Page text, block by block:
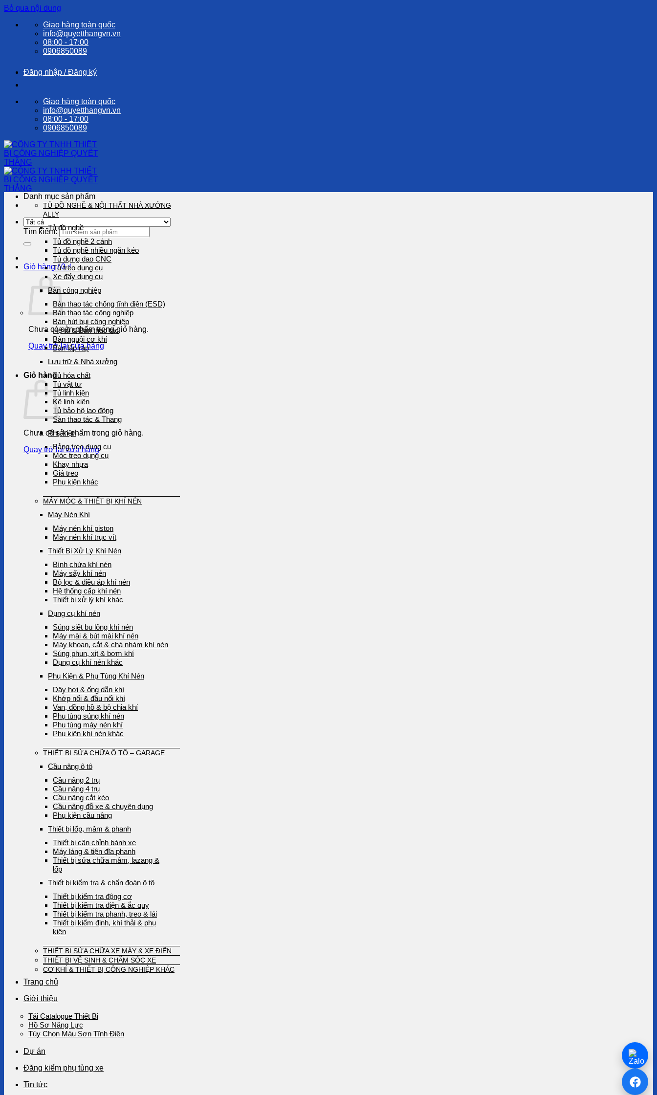
Bỏ qua nội dung
Giao hàng toàn quốc
info@quyetthangvn.vn
08:00 - 17:00
0906850089
Đăng nhập / Đăng ký
Giao hàng toàn quốc
info@quyetthangvn.vn
08:00 - 17:00
0906850089
Tìm kiếm:
Giỏ hàng /0₫
Chưa có sản phẩm trong giỏ hàng.
Quay trở lại cửa hàng
Giỏ hàng
Chưa có sản phẩm trong giỏ hàng.
Quay trở lại cửa hàng
Danh mục sản phẩm
TỦ ĐỒ NGHỀ & NỘI THẤT NHÀ XƯỞNG
ALLY
Tủ đồ nghề
Tủ đồ nghề 2 cánh
Tủ đồ nghề nhiều ngăn kéo
Tủ đựng dao CNC
Tủ treo dụng cụ
Xe đẩy dụng cụ
Bàn công nghiệp
Bàn thao tác chống tĩnh điện (ESD)
Bàn thao tác công nghiệp
Bàn hút bụi công nghiệp
Hệ tủ & Bàn thao tác
Bàn nguội cơ khí
Bàn lắp ráp
Lưu trữ & Nhà xưởng
Tủ hóa chất
Tủ vật tư
Tủ linh kiện
Kệ linh kiện
Tủ bảo hộ lao động
Sàn thao tác & Thang
Phụ kiện
Bảng treo dụng cụ
Móc treo dụng cụ
Khay nhựa
Giá treo
Phụ kiện khác
MÁY MÓC & THIẾT BỊ KHÍ NÉN
Máy Nén Khí
Máy nén khí piston
Máy nén khí trục vít
Thiết Bị Xử Lý Khí Nén
Bình chứa khí nén
Máy sấy khí nén
Bộ lọc & điều áp khí nén
Hệ thống cấp khí nén
Thiết bị xử lý khí khác
Dụng cụ khí nén
Súng siết bu lông khí nén
Máy mài & bút mài khí nén
Máy khoan, cắt & chà nhám khí nén
Súng phun, xịt & bơm khí
Dụng cụ khí nén khác
Phụ Kiện & Phụ Tùng Khí Nén
Dây hơi & ống dẫn khí
Khớp nối & đầu nối khí
Van, đồng hồ & bộ chia khí
Phụ tùng súng khí nén
Phụ tùng máy nén khí
Phụ kiện khí nén khác
THIẾT BỊ SỬA CHỮA Ô TÔ – GARAGE
Cầu nâng ô tô
Cầu nâng 2 trụ
Cầu nâng 4 trụ
Cầu nâng cắt kéo
Cầu nâng đỗ xe & chuyên dụng
Phụ kiện cầu nâng
Thiết bị lốp, mâm & phanh
Thiết bị cân chỉnh bánh xe
Máy láng & tiện đĩa phanh
Thiết bị sửa chữa mâm, lazang &
lốp
Thiết bị kiểm tra & chẩn đoán ô tô
Thiết bị kiểm tra động cơ
Thiết bị kiểm tra điện & ắc quy
Thiết bị kiểm tra phanh, treo & lái
Thiết bị kiểm định, khí thải & phụ
kiện
THIẾT BỊ SỬA CHỮA XE MÁY & XE ĐIỆN
THIẾT BỊ VỆ SINH & CHĂM SÓC XE
CƠ KHÍ & THIẾT BỊ CÔNG NGHIỆP KHÁC
Trang chủ
Giới thiệu
Tải Catalogue Thiết Bị
Hồ Sơ Năng Lực
Tùy Chọn Màu Sơn Tĩnh Điện
Dự án
Đăng kiểm phụ tùng xe
Tin tức